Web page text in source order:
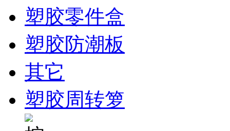
塑胶零件盒
塑胶防潮板
其它
塑胶周转箩